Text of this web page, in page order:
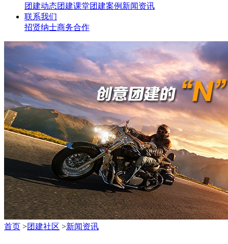
团建动态团建课堂团建案例 新闻资讯
联系我们
招贤纳士商务合作
首页 >团建社区 >新闻资讯